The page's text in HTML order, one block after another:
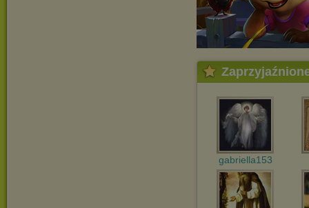
gabriella153